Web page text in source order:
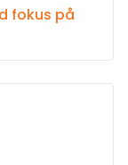
fokus på